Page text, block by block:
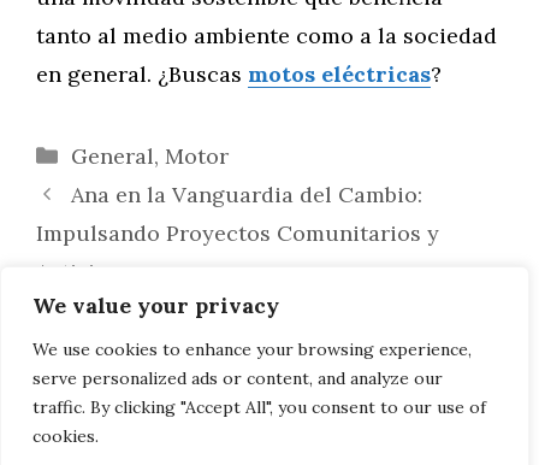
We value your privacy
We use cookies to enhance your browsing experience,
serve personalized ads or content, and analyze our
traffic. By clicking "Accept All", you consent to our use of
cookies.
tanto al medio ambiente como a la sociedad
en general. ¿Buscas motos eléctricas?
Categorías
General, Motor
Ana en la Vanguardia del Cambio:
Impulsando Proyectos Comunitarios y
Activismo
Retos Creativos Mensuales: Desafíos de
Dibujo con Premios para Fomentar la
Participación